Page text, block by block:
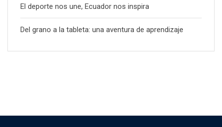
El deporte nos une, Ecuador nos inspira
Del grano a la tableta: una aventura de aprendizaje